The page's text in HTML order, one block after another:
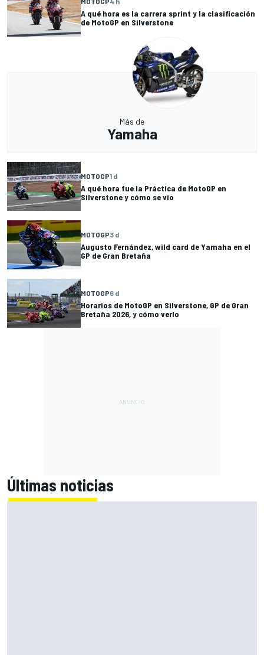
A qué hora es la carrera sprint y la clasificación
de MotoGP en Silverstone
Más de
Yamaha
MOTOGP1 d
A qué hora fue la Práctica de MotoGP en
Silverstone y cómo se vio
MOTOGP3 d
Augusto Fernández, wild card de Yamaha en el
GP de Gran Bretaña
MOTOGP6 d
Horarios de MotoGP en Silverstone, GP de Gran
Bretaña 2026, y cómo verlo
Últimas noticias